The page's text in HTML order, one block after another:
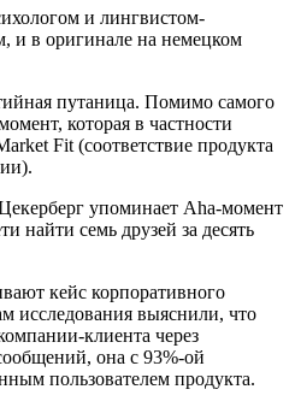
и лингвистом-
и в оригинале на немецком
путаница. Помимо самого
которая в частности
Fit (соответствие продукта
упоминает Aha-момент
найти семь друзей за десять
кейс корпоративного
исследования выяснили, что
клиента через
она с 93%-ой
пользователем продукта.